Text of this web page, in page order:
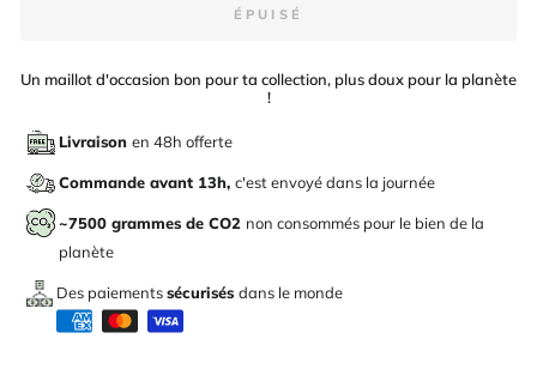
ÉPUISÉ
Un maillot d'occasion bon pour ta collection, plus doux pour la planète
!
Livraison en 48h offerte
Commande avant 13h, c'est envoyé dans la journée
~7500 grammes de CO2 non consommés pour le bien de la
planète
Des paiementssécurisés dans le monde